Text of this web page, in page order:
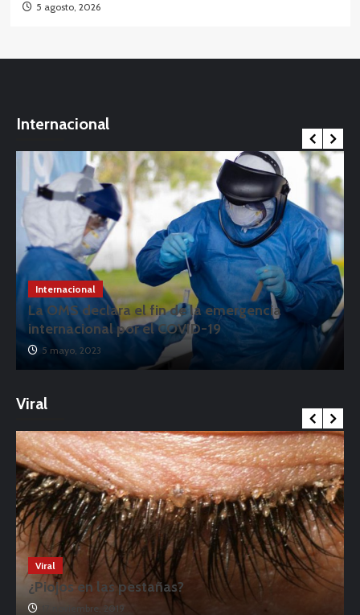
5 agosto, 2026
Internacional
Internacional
La OMS declara el fin de la emergencia
internacional por el COVID-19
5 mayo, 2023
Viral
Viral
¿Piojos en las pestañas?
17 noviembre, 2019